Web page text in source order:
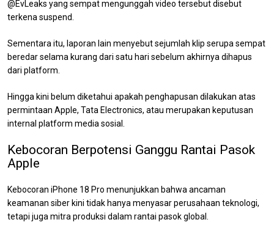
@EvLeaks yang sempat mengunggah video tersebut disebut
terkena suspend.
Sementara itu, laporan lain menyebut sejumlah klip serupa sempat
beredar selama kurang dari satu hari sebelum akhirnya dihapus
dari platform.
Hingga kini belum diketahui apakah penghapusan dilakukan atas
permintaan Apple, Tata Electronics, atau merupakan keputusan
internal platform media sosial.
Kebocoran Berpotensi Ganggu Rantai Pasok
Apple
Kebocoran iPhone 18 Pro menunjukkan bahwa ancaman
keamanan siber kini tidak hanya menyasar perusahaan teknologi,
tetapi juga mitra produksi dalam rantai pasok global.